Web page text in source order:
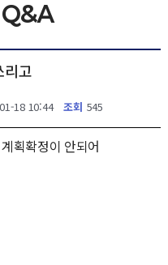
Q&A
리고
18 10:44 조회 545
획확정이 안되어